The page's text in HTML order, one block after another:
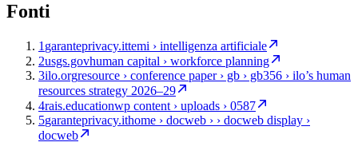
Fonti
1 garanteprivacy.ittemi › intelligenza artificiale
2usgs.govhuman capital › workforce planning
3ilo.orgresource › conference paper › gb › gb356 › ilo’s human
resources strategy 2026–29
4rais.educationwp content › uploads › 0587
5garanteprivacy.ithome › docweb › › docweb display ›
docweb